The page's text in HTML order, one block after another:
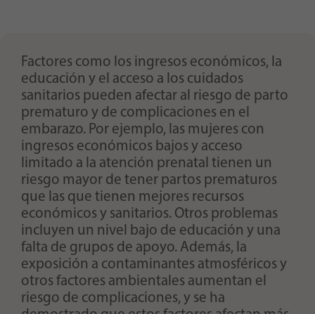
Factores como los ingresos económicos, la
educación y el acceso a los cuidados
sanitarios pueden afectar al riesgo de parto
prematuro y de complicaciones en el
embarazo. Por ejemplo, las mujeres con
ingresos económicos bajos y acceso
limitado a la atención prenatal tienen un
riesgo mayor de tener partos prematuros
que las que tienen mejores recursos
económicos y sanitarios. Otros problemas
incluyen un nivel bajo de educación y una
falta de grupos de apoyo. Además, la
exposición a contaminantes atmosféricos y
otros factores ambientales aumentan el
riesgo de complicaciones, y se ha